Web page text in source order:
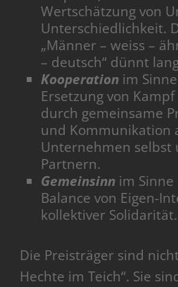
Wertschätzung von
Unterschiedlichkeit.
„Männer – weiss –
– deutsch“ dünnt
Kooperation im
Ersetzung von
durch gemeinsame
und Kommunikation
Unternehmen
Partnern.
Gemeinsinn im
Balance von Eigen-
kollektiver Solidarität.
Die Preisträger sind
Hechte im Teich“. Sie